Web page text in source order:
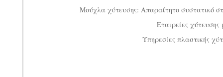
Μούχλα χύτευσης: Απαραίτητο συστατικό
Εταιρείες
Υπηρεσίες πλαστικής